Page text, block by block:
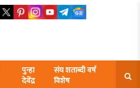
पुन्हा
देवेंद्र
संघ शताब्दी वर्ष
विशेष